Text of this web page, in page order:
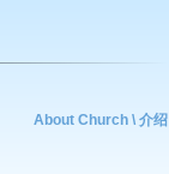
About Church \ 介绍